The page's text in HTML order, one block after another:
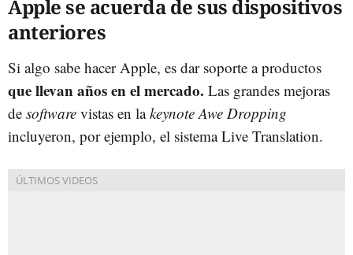
Apple se acuerda de sus dispositivos
anteriores
Si algo sabe hacer Apple, es dar soporte a productos
que llevan años en el mercado. Las grandes mejoras
de software vistas en lakeynote Awe Dropping
incluyeron, por ejemplo, el sistema Live Translation.